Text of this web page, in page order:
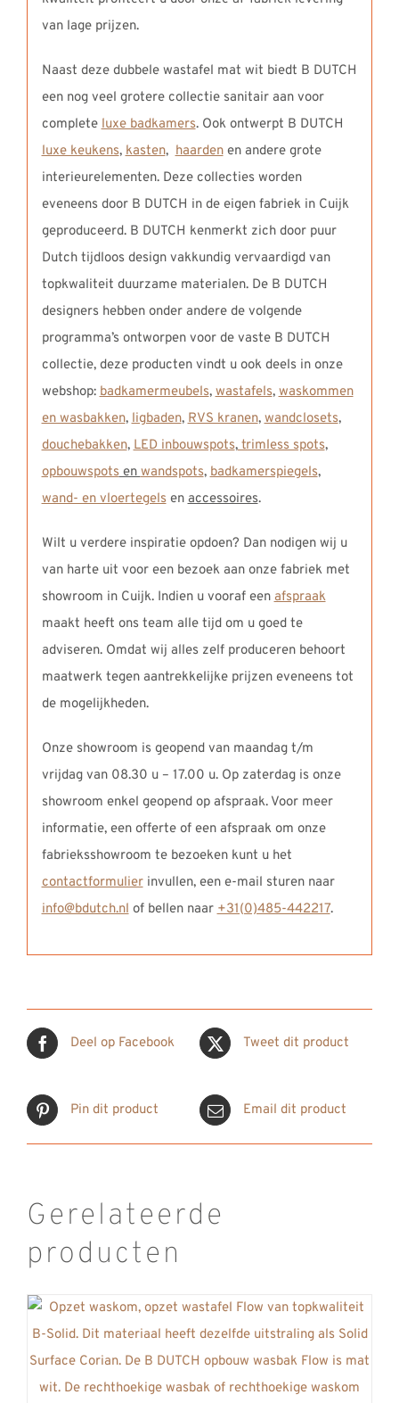
van lage prijzen.
Naast deze dubbele wastafel mat wit biedt B DUTCH
een nog veel grotere collectie sanitair aan voor
complete luxe badkamers. Ook ontwerpt B DUTCH
luxe keukens, kasten, haardenen andere grote
interieurelementen. Deze collecties worden
eveneens door B DUTCH in de eigen fabriek in Cuijk
geproduceerd. B DUTCH kenmerkt zich door puur
Dutch tijdloos design vakkundig vervaardigd van
topkwaliteit duurzame materialen. De B DUTCH
designers hebben onder andere de volgende
programma’s ontworpen voor de vaste B DUTCH
collectie, deze producten vindt u ook deels in onze
webshop: badkamermeubels, wastafels, waskommen
en wasbakken, ligbaden, RVS kranen, wandclosets,
douchebakken, LED inbouwspots,trimless spots,
opbouwspots en wandspots, badkamerspiegels,
wand- en vloertegels en accessoires.
Wilt u verdere inspiratie opdoen? Dan nodigen wij u
van harte uit voor een bezoek aan onze fabriek met
showroom in Cuijk. Indien u vooraf een afspraak
maakt heeft ons team alle tijd om u goed te
adviseren. Omdat wij alles zelf produceren behoort
maatwerk tegen aantrekkelijke prijzen eveneens tot
de mogelijkheden.
Onze showroom is geopend van maandag t/m
vrijdag van 08.30 u – 17.00 u. Op zaterdag is onze
showroom enkel geopend op afspraak. Voor meer
informatie, een offerte of een afspraak om onze
fabrieksshowroom te bezoeken kunt u het
contactformulierinvullen, een e-mail sturen naar
info@bdutch.nl of bellen naar +31(0)485-442217.
Deel op Facebook Tweet dit product
Pin dit product Email dit product
Gerelateerde
producten